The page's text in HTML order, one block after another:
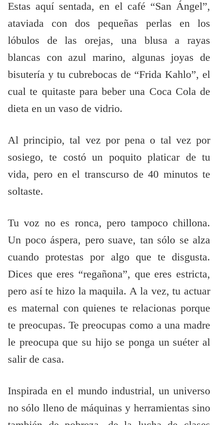
Estas aquí sentada, en el café “San Ángel”,
ataviada con dos pequeñas perlas en los
lóbulos de las orejas, una blusa a rayas
blancas con azul marino, algunas joyas de
bisutería y tu cubrebocas de “Frida Kahlo”, el
cual te quitaste para beber una Coca Cola de
dieta en un vaso de vidrio.
Al principio, tal vez por pena o tal vez por
sosiego, te costó un poquito platicar de tu
vida, pero en el transcurso de 40 minutos te
soltaste.
Tu voz no es ronca, pero tampoco chillona.
Un poco áspera, pero suave, tan sólo se alza
cuando protestas por algo que te disgusta.
Dices que eres “regañona”, que eres estricta,
pero así te hizo la maquila. A la vez, tu actuar
es maternal con quienes te relacionas porque
te preocupas. Te preocupas como a una madre
le preocupa que su hijo se ponga un suéter al
salir de casa.
Inspirada en el mundo industrial, un universo
no sólo lleno de máquinas y herramientas sino